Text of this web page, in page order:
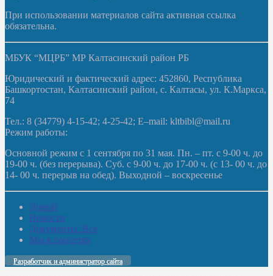
При использовании материалов сайта активная ссылка
обязательна.
МБУК “МЦРБ” МР Калтасинский район РБ
Юридический и фактический адрес: 452860, Республика
Башкортостан, Калтасинский район, с. Калтасы, ул. К.Маркса,
74
Тел.: 8 (34779) 4-15-42; 4-25-42; E–mail: kltbibl@mail.ru
Режим работы:
Основной режим с 1 сентября по 31 мая. Пн. – пт. с 9-00 ч. до
19-00 ч. (без перерыва). Суб. с 9-00 ч. до 17-00 ч. (с 13- 00 ч. до
14- 00 ч. перерыв на обед). Выходной – воскресенье
Домой
Новости
Документы. Все
Мы в соцсетях
Разработчик и администратор сайта